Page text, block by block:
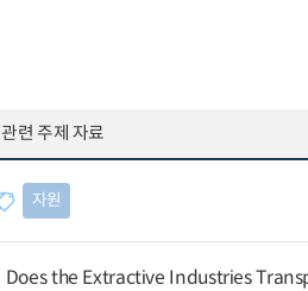
관련 주제 자료
자원
Does the Extractive Industries